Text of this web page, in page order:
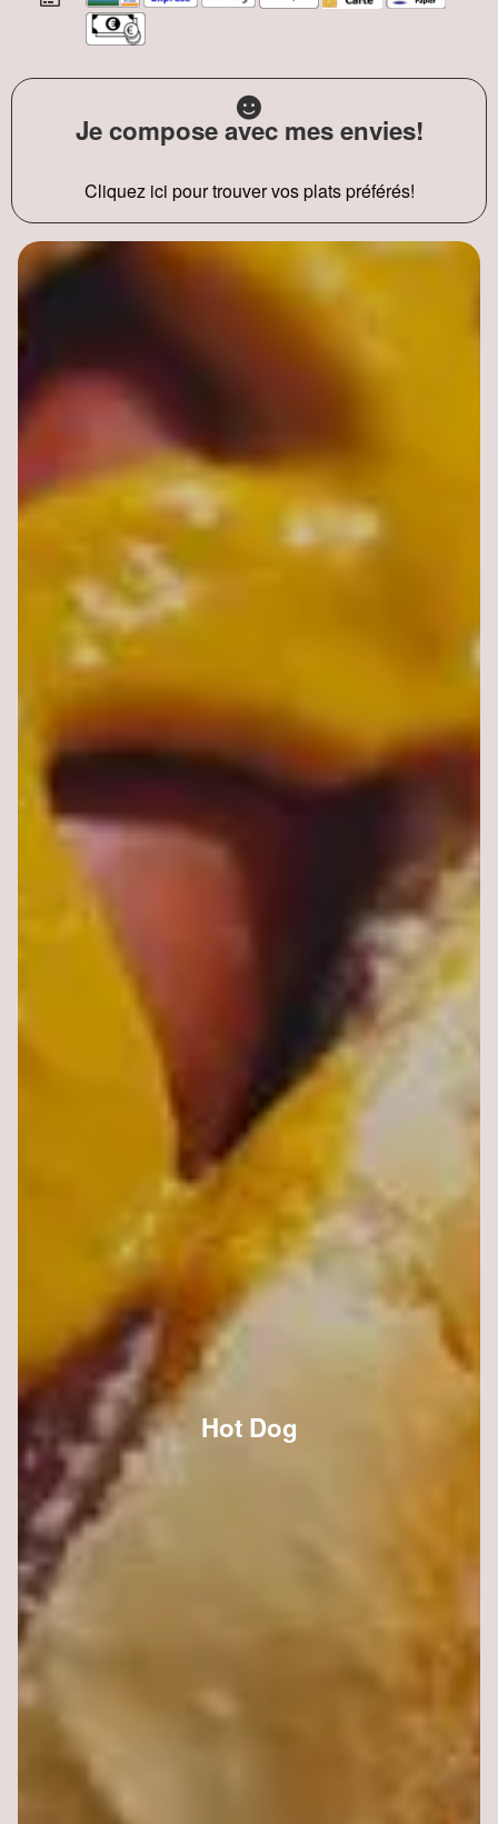
Je compose avec mes envies!
Cliquez ici pour trouver vos plats préférés!
Hot Dog